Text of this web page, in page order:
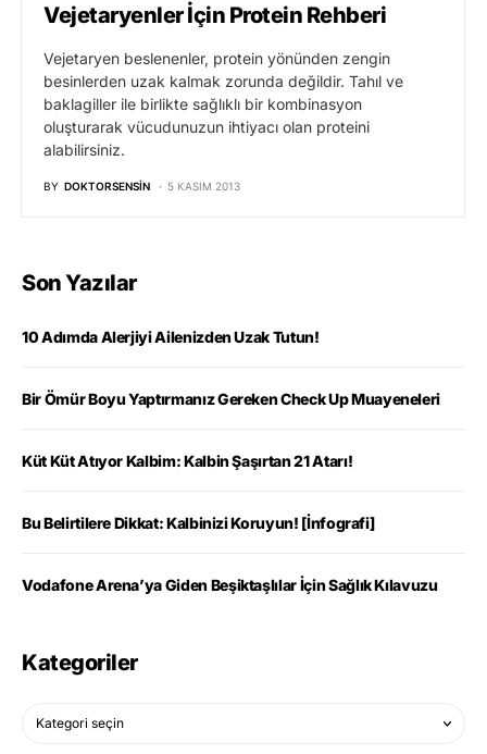
Vejetaryenler İçin Protein Rehberi
Vejetaryen beslenenler, protein yönünden zengin
besinlerden uzak kalmak zorunda değildir. Tahıl ve
baklagiller ile birlikte sağlıklı bir kombinasyon
oluşturarak vücudunuzun ihtiyacı olan proteini
alabilirsiniz.
BY DOKTORSENSIN 5 KASIM 2013
Son Yazılar
10 Adımda Alerjiyi Ailenizden Uzak Tutun!
Bir Ömür Boyu Yaptırmanız Gereken Check Up Muayeneleri
Küt Küt Atıyor Kalbim: Kalbin Şaşırtan 21 Atarı!
Bu Belirtilere Dikkat: Kalbinizi Koruyun! [İnfografi]
Vodafone Arena’ya Giden Beşiktaşlılar İçin Sağlık Kılavuzu
Kategoriler